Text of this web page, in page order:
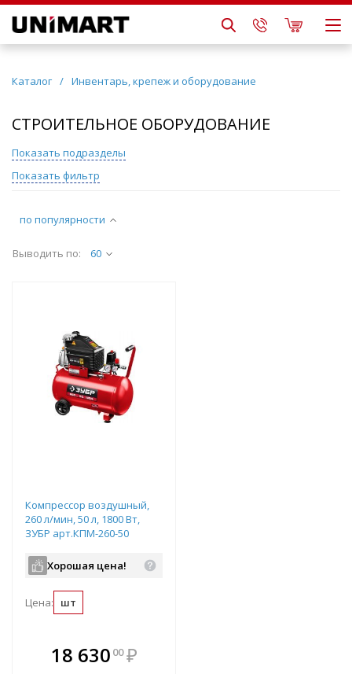
Каталог / Инвентарь, крепеж и оборудование
СТРОИТЕЛЬНОЕ ОБОРУДОВАНИЕ
по популярности
Выводить по: 60
Компрессор воздушный,
260 л/мин, 50 л, 1800 Вт,
ЗУБР арт.КПМ-260-50
Хорошая цена!
Цена: шт
18 630 00 ₽
Показать подразделы
Показать фильтр